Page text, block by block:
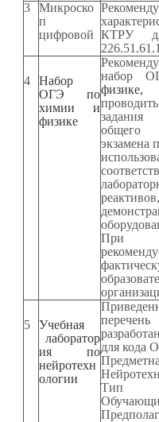
3
Микроско
п
цифровой КТРУ
4
Набор
ОГЭ по
химии и
физике
набор
общего
экзамена
При
5
Учебная
лаборатор
ия по
нейротехн
ологии
для кода
Тип